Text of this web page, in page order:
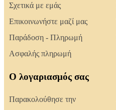
Σχετικά με εμάς
Επικοινωνήστε μαζί μας
Παράδοση - Πληρωμή
Ασφαλής πληρωμή
Ο λογαριασμός σας
Παρακολούθησε την